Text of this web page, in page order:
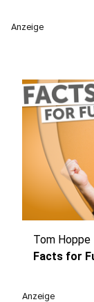
Anzeige
Tom Hoppe
Facts for
Anzeige